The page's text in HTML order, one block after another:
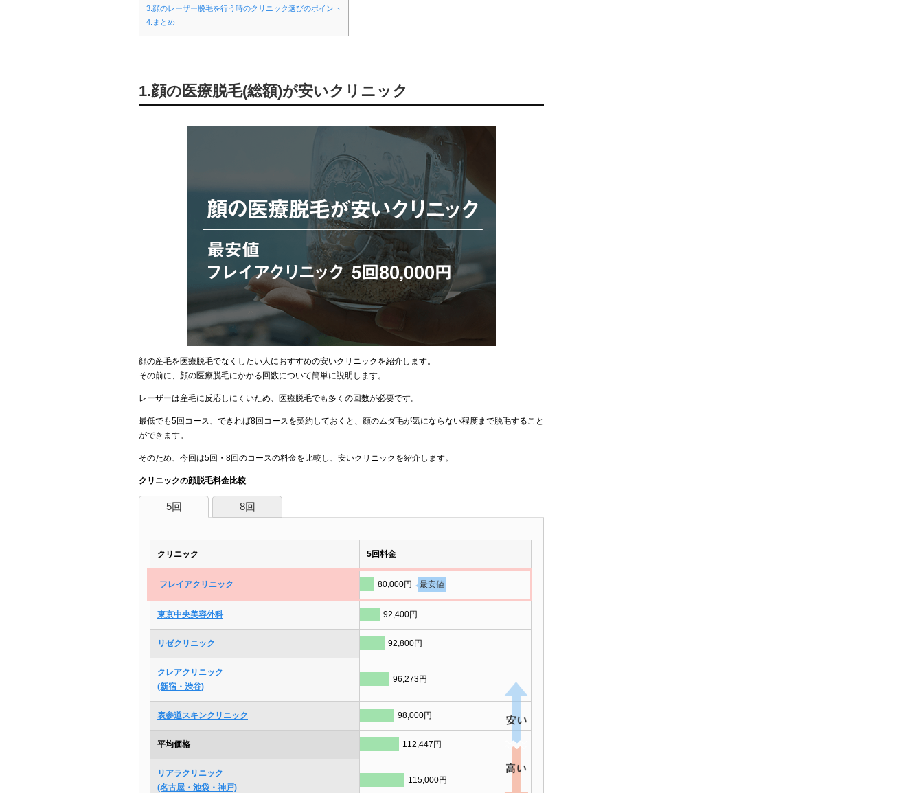
3.顔のレーザー脱毛を行う時のクリニック選びのポイント
4.まとめ
1.顔の医療脱毛(総額)が安いクリニック
顔の産毛を医療脱毛でなくしたい人におすすめの安いクリニックを紹介します。
その前に、顔の医療脱毛にかかる回数について簡単に説明します。
レーザーは産毛に反応しにくいため、医療脱毛でも多くの回数が必要です。
最低でも5回コース、できれば8回コースを契約しておくと、顔のムダ毛が気にならない程度まで脱毛すること
ができます。
そのため、今回は5回・8回のコースの料金を比較し、安いクリニックを紹介します。
クリニックの顔脱毛料金比較
5回 8回
クリニック 5回料金
フレイアクリニック 80,000円 最安値
東京中央美容外科 92,400円
リゼクリニック 92,800円
クレアクリニック
(新宿・渋谷)
96,273円
表参道スキンクリニック 98,000円
平均価格 112,447円
リアラクリニック
(名古屋・池袋・神戸)
115,000円